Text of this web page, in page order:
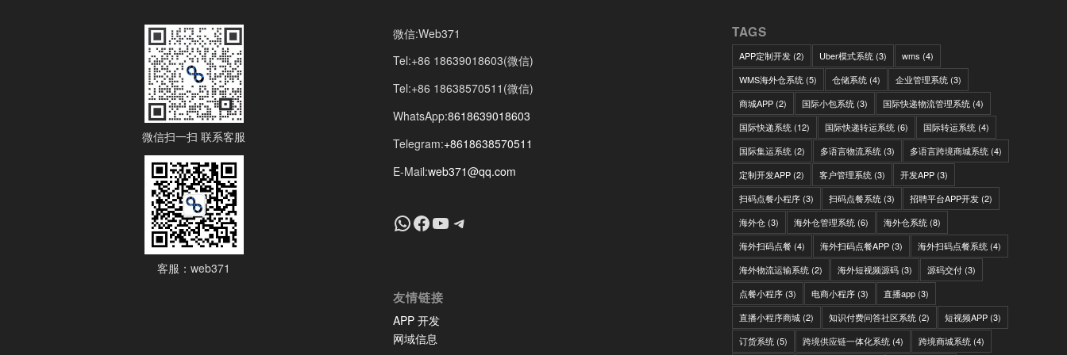
微信扫一扫 联系客服
客服：web371
微信:Web371
Tel:+86 18639018603(微信)
Tel:+86 18638570511(微信)
WhatsApp:8618639018603
Telegram:+8618638570511
E-Mail:web371@qq.com
+8618639018603
Facebook
YouTube
Telegram
友情链接
APP 开发
网域信息
TAGS
APP定制开发(2) Uber模式系统 (3) wms (4)
WMS海外仓系统 (5) 仓储系统 (4) 企业管理系统 (3)
商城APP(2) 国际小包系统 (3) 国际快递物流管理系统 (4)
国际快递系统 (12) 国际快递转运系统 (6) 国际转运系统 (4)
国际集运系统 (2) 多语言物流系统 (3) 多语言跨境商城系统 (4)
定制开发APP(2) 客户管理系统 (3) 开发APP(3)
扫码点餐小程序(3) 扫码点餐系统 (3) 招聘平台APP开发(2)
海外仓(3) 海外仓管理系统 (6) 海外仓系统 (8)
海外扫码点餐(4) 海外扫码点餐APP(3) 海外扫码点餐系统 (4)
海外物流运输系统 (2) 海外短视频源码(3) 源码交付(3)
点餐小程序(3) 电商小程序(3) 直播app(3)
直播小程序商城(2) 知识付费问答社区系统 (2) 短视频APP(3)
订货系统 (5) 跨境供应链一体化系统 (4) 跨境商城系统 (4)